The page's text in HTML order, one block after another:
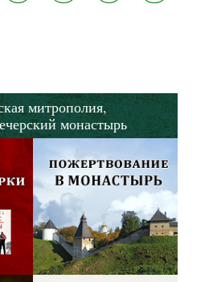
митрополия,
монастырь